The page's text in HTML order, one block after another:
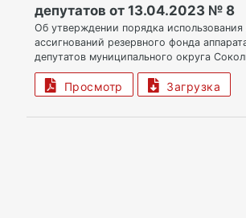
депутатов от 13.04.2023 № 8
Об утверждении порядка
ассигнований резервного фонда
депутатов муниципального округа
Просмотр Загрузка